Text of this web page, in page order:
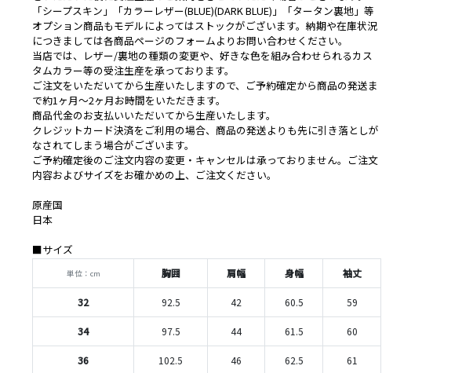
「シープスキン」「カラーレザー(BLUE)(DARK BLUE)」「タータン裏地」等
オプション商品もモデルによってはストックがございます。納期や在庫状況
につきましては各商品ページのフォームよりお問い合わせください。
当店では、レザー/裏地の種類の変更や、好きな色を組み合わせられるカス
タムカラー等の受注生産を承っております。
ご注文をいただいてから生産いたしますので、ご予約確定から商品の発送ま
で約1ヶ月～2ヶ月お時間をいただきます。
商品代金のお支払いいただいてから生産いたします。
クレジットカード決済をご利用の場合、商品の発送よりも先に引き落としが
なされてしまう場合がございます。
ご予約確定後のご注文内容の変更・キャンセルは承っておりません。ご注文
内容およびサイズをお確かめの上、ご注文ください。
原産国
日本
■サイズ
単位：cm 胸囲 肩幅 身幅 袖丈
32 92.5 42 60.5 59
34 97.5 44 61.5 60
36 102.5 46 62.5 61